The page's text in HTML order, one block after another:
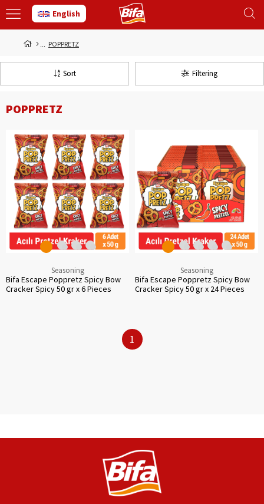
English
POPPRETZ
Filtering
Sort
POPPRETZ
‹
›
Seasoning
Bifa Escape Poppretz Spicy Bow
Cracker Spicy 50 gr x 6 Pieces
‹
›
Seasoning
Bifa Escape Poppretz Spicy Bow
Cracker Spicy 50 gr x 24 Pieces
1